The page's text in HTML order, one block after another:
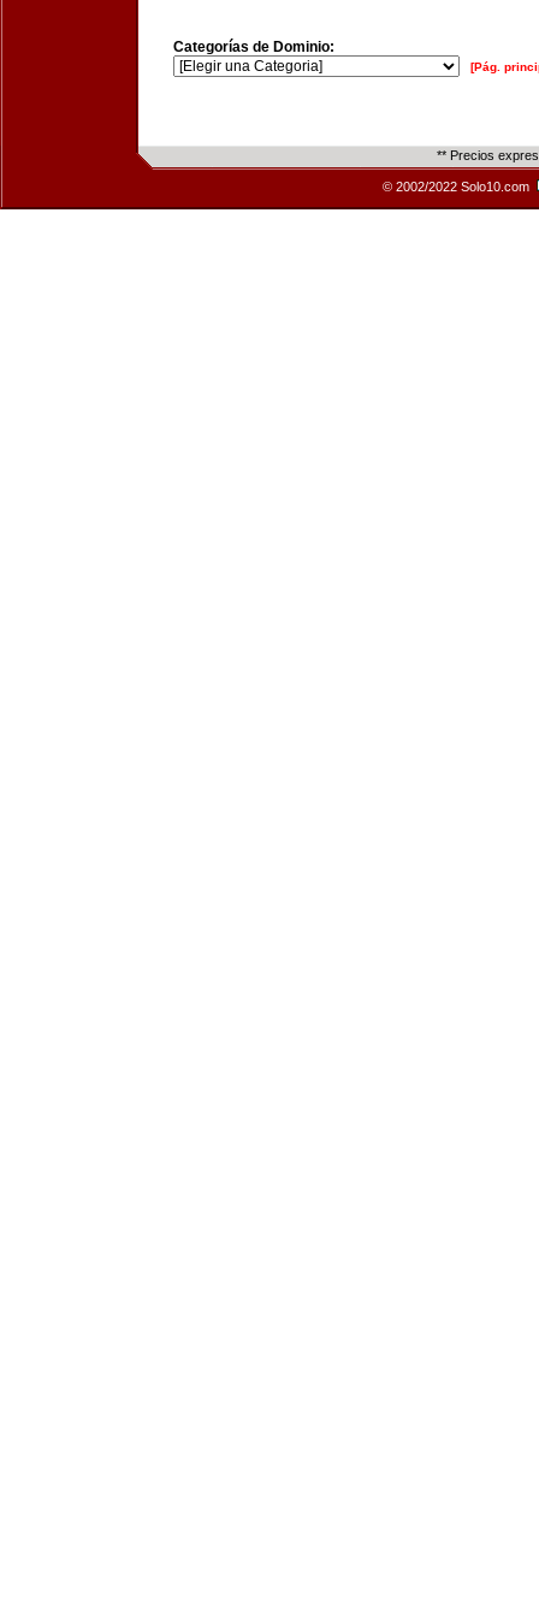
Categorías de Dominio:
[Pág.
** Precios
© 2002/2022 Solo10.com